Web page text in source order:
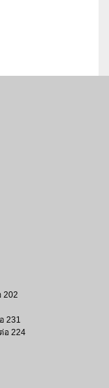
202
231
อ 224